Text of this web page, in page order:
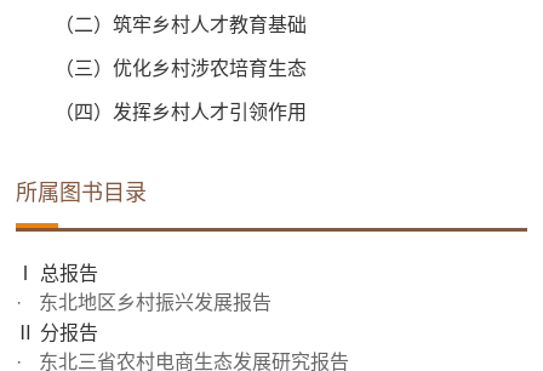
（二）筑牢乡村人才教育基础
（三）优化乡村涉农培育生态
（四）发挥乡村人才引领作用
所属图书目录
Ⅰ 总报告
东北地区乡村振兴发展报告
Ⅱ 分报告
东北三省农村电商生态发展研究报告